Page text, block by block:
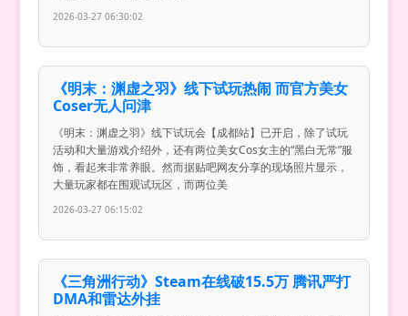
2026-03-27 06:30:02
《明末：渊虚之羽》线下试玩热闹 而官方美女
Coser无人问津
《明末：渊虚之羽》线下试玩会【成都站】已开启，除了试玩
活动和大量游戏介绍外，还有两位美女Cos女主的“黑白无常”服
饰，看起来非常养眼。然而据贴吧网友分享的现场照片显示，
大量玩家都在围观试玩区，而两位美
2026-03-27 06:15:02
《三角洲行动》Steam在线破15.5万 腾讯严打
DMA和雷达外挂